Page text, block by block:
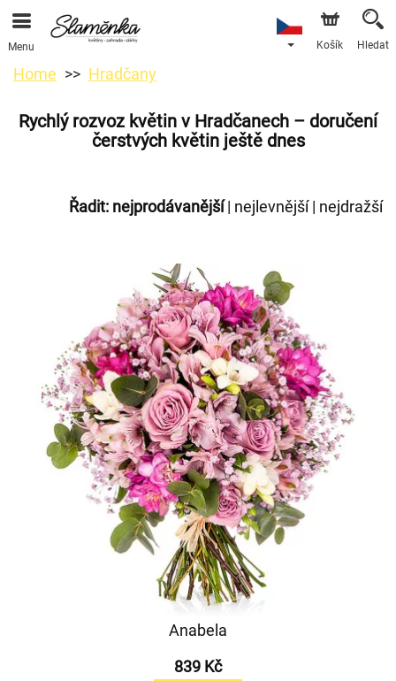
Menu Košík Hledat
Home Hradčany
Rychlý rozvoz květin v Hradčanech – doručení
čerstvých květin ještě dnes
Řadit: nejprodávanější| nejlevnější| nejdražší
Anabela
839 Kč